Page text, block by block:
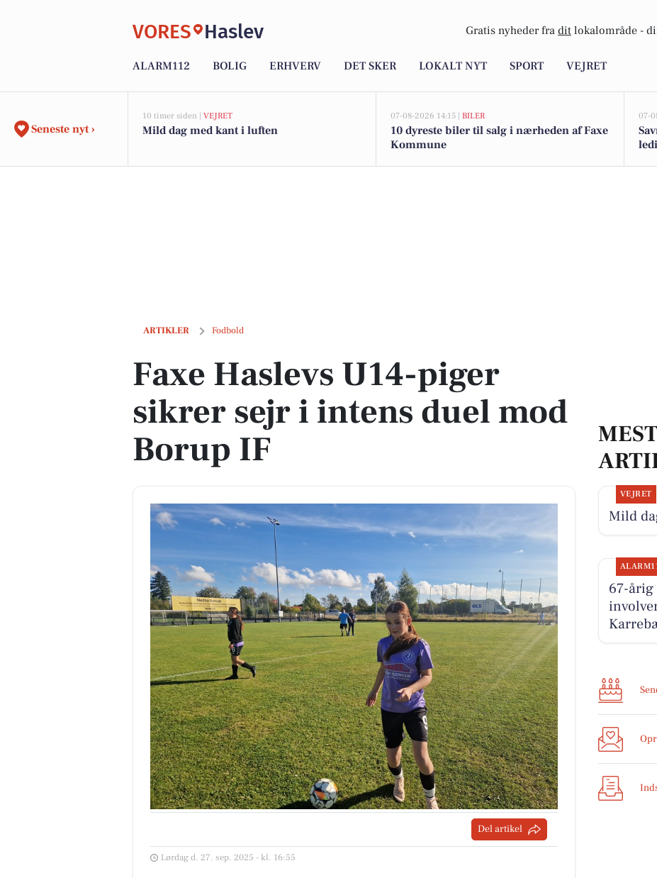
VORES Haslev Gratis nyheder fra dit lokalområde -
ALARM112 BOLIG ERHVERV DET SKER LOKALT NYT SPORT VEJRET
Seneste nyt ›
10 timer siden | VEJRET
Mild dag med kant i luften
07-08-2026 14:15 | BILER
10 dyreste biler til salg i nærheden af Faxe
Kommune
07-
ARTIKLER Fodbold
Faxe Haslevs U14-piger sikrer sejr i intens duel mod Borup IF
Faxe Haslevs U14-piger
sikrer sejr i intens duel mod
Borup IF
Del artikel
Lørdag d. 27. sep. 2025 - kl. 16:55
VEJRET
Mild
67-